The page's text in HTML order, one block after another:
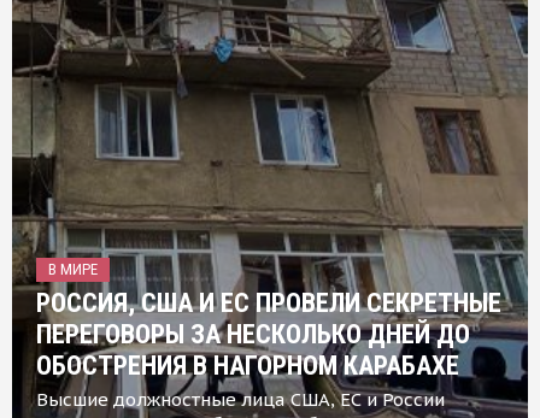
В МИРЕ
РОССИЯ, США И ЕС ПРОВЕЛИ СЕКРЕТНЫЕ
ПЕРЕГОВОРЫ ЗА НЕСКОЛЬКО ДНЕЙ ДО
ОБОСТРЕНИЯ В НАГОРНОМ КАРАБАХЕ
Высшие должностные лица США, ЕС и России